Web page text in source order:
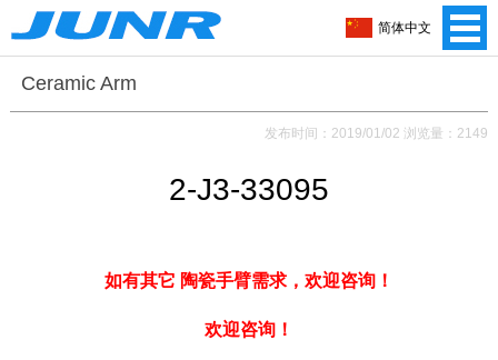
Ceramic Arm
发布时间：2019/01/02 浏览量：2149
2-J3-33095
如有其它 陶瓷手臂需求， 欢迎咨询！
欢迎咨询！
简体中文